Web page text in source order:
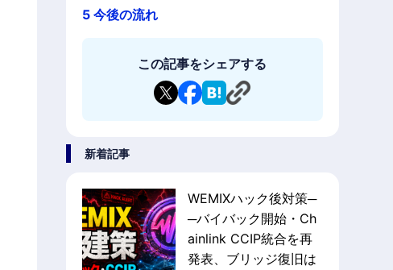
5今後の流れ
この記事をシェアする
新着記事
WEMIXハック後対策─
─バイバック開始・Ch
ainlink CCIP統合を再
発表、ブリッジ復旧は